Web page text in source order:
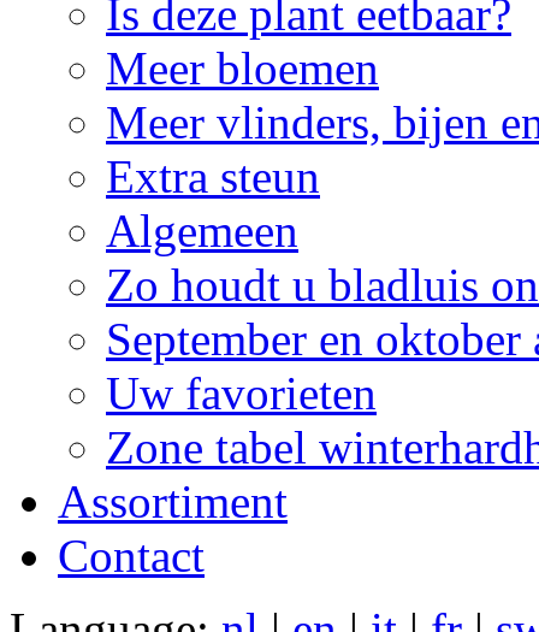
Is deze plant eetbaar?
Meer bloemen
Meer vlinders, bijen
Extra steun
Algemeen
Zo houdt u bladluis
September en
Uw favorieten
Zone tabel
Assortiment
Contact